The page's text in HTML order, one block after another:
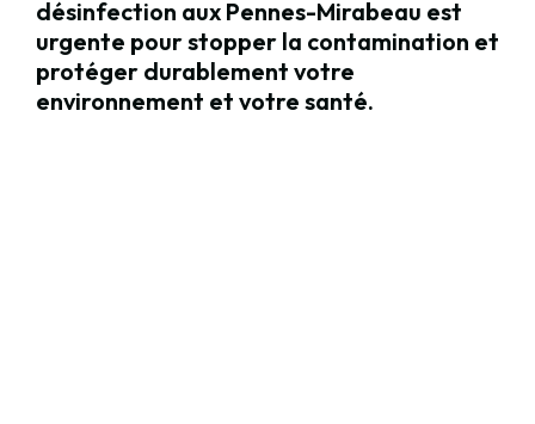
désinfection aux Pennes-Mirabeau est
urgente pour stopper la contamination et
protéger durablement votre
environnement et votre santé.